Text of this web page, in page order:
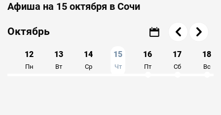
Афиша на 15 октября в Сочи
12
Пн
13
Вт
14
Ср
15
Чт
16
Пт
17
Сб
18
Вс
Август
Сентябрь
Октябрь